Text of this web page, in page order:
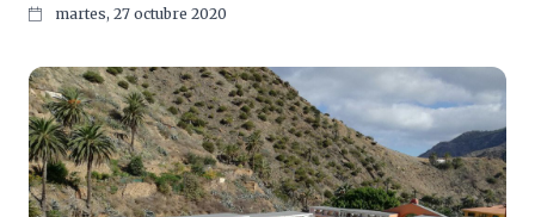
martes, 27 octubre 2020